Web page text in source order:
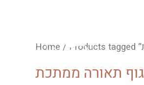
Home
גוף תאורה ממתכת